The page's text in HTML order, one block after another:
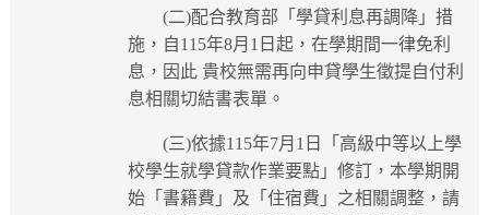
(二)配合教育部「學貸利息再調降」措
施，自115年8月1日起，在學期間一律免利
息，因此 貴校無需再向申貸學生徵提自付利
息相關切結書表單。
(三)依據115年7月1日「高級中等以上學
校學生就學貸款作業要點」修訂，本學期開
始「書籍費」及「住宿費」之相關調整，請